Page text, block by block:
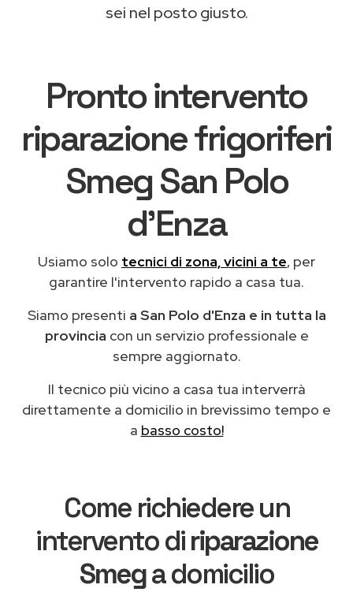
sei nel posto giusto.
Pronto intervento
riparazione frigoriferi
Smeg San Polo
d'Enza
Usiamo solo tecnici di zona, vicini a te, per
garantire l'intervento rapido a casa tua.
Siamo presenti a San Polo d'Enza e in tutta la
provincia con un servizio professionale e
sempre aggiornato.
Il tecnico più vicino a casa tua interverrà
direttamente a domicilio in brevissimo tempo e
a basso costo!
Come richiedere un
intervento diriparazione
Smega domicilio